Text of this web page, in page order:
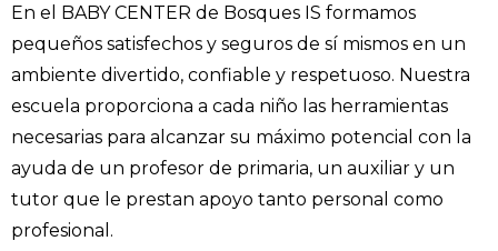
En el BABY CENTER de Bosques IS formamos
pequeños satisfechos y seguros de sí mismos en un
ambiente divertido, confiable y respetuoso. Nuestra
escuela proporciona a cada niño las herramientas
necesarias para alcanzar su máximo potencial con la
ayuda de un profesor de primaria, un auxiliar y un
tutor que le prestan apoyo tanto personal como
profesional.